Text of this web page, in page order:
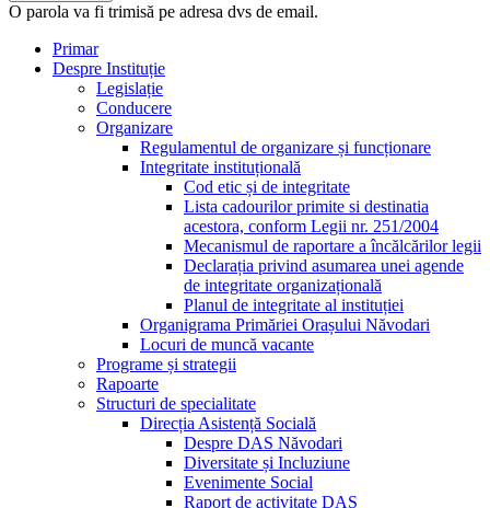
O parola va fi trimisă pe adresa dvs de email.
Primar
Despre Instituție
Legislație
Conducere
Organizare
Regulamentul de organizare și funcționare
Integritate instituțională
Cod etic și de integritate
Lista cadourilor primite si destinatia
acestora, conform Legii nr. 251/2004
Mecanismul de raportare a încălcărilor legii
Declarația privind asumarea unei agende
de integritate organizațională
Planul de integritate al instituției
Organigrama Primăriei Orașului Năvodari
Locuri de muncă vacante
Programe și strategii
Rapoarte
Structuri de specialitate
Direcția Asistență Socială
Despre DAS Năvodari
Diversitate și Incluziune
Evenimente Social
Raport de activitate DAS